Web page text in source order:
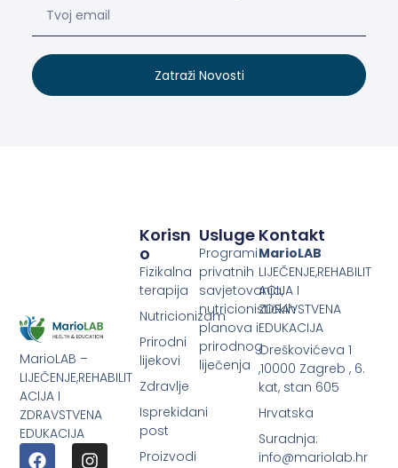
Zatraži Novosti
MarioLAB –
LIJEČENJE,REHABILIT
ACIJA I
ZDRAVSTVENA
EDUKACIJA
Usluge
Programi
privatnih
savjetovanja,
nutricionističkih
planova i
prirodnog
liječenja
Korisn
O
Fizikalna
terapija
Nutricionizam
Prirodni
lijekovi
Zdravlje
Isprekidani
post
Proizvodi
Kontakt
MarioLAB
LIJEČENJE,REHABILIT
ACIJA I
ZDRAVSTVENA
EDUKACIJA
Oreškovićeva 1
,10000 Zagreb , 6.
kat, stan 605
Hrvatska
Suradnja:
info@mariolab.hr